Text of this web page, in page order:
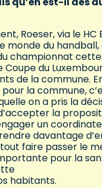
Roeser, via le HC
monde du
championnat
du
de la commune.
la commune,
on a pris la
la
un
davantage
faire passer le
pour la
habitants.